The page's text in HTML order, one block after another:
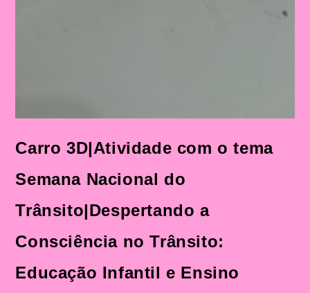
Carro 3D|Atividade com o tema
Semana Nacional do
Trânsito|Despertando a
Consciência no Trânsito:
Educação Infantil e Ensino